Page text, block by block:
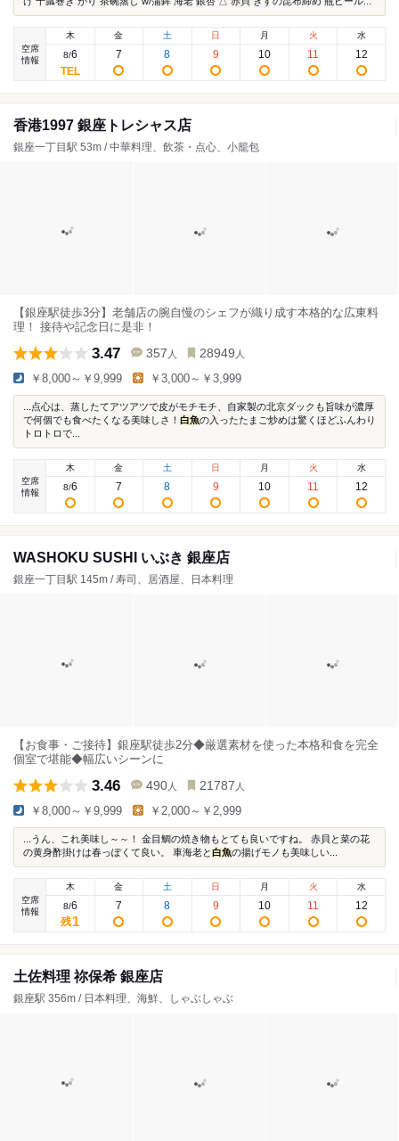
空席
情報
木
8/6
金
7
土
8
日
9
月
10
火
11
水
12
香港1997 銀座トレシャス店
銀座一丁目駅 53m / 中華料理、飲茶・点心、小籠包
【銀座駅徒歩3分】老舗店の腕自慢のシェフが織り成す本格的な広東料
理！ 接待や記念日に是非！
3.47 357 人 28949 人
￥8,000～￥9,999 ￥3,000～￥3,999
...点心は、蒸したてアツアツで皮がモチモチ、自家製の北京ダックも旨味が濃厚
で何個でも食べたくなる美味しさ！ 白魚の入ったたまご炒めは驚くほどふんわり
トロトロで...
空席
情報
木
8/6
金
7
土
8
日
9
月
10
火
11
水
12
WASHOKU SUSHI いぶき 銀座店
銀座一丁目駅 145m / 寿司、居酒屋、日本料理
【お食事・ご接待】銀座駅徒歩2分◆厳選素材を使った本格和食を完全
個室で堪能◆幅広いシーンに
3.46 490 人 21787 人
￥8,000～￥9,999 ￥2,000～￥2,999
...うん、これ美味し～～！ 金目鯛の焼き物もとても良いですね。 赤貝と菜の花
の黄身酢掛けは春っぽくて良い。 車海老と白魚の揚げモノも美味しい...
空席
情報
木
8/6
残1
金
7
土
8
日
9
月
10
火
11
水
12
土佐料理 祢保希 銀座店
銀座駅 356m / 日本料理、海鮮、しゃぶしゃぶ